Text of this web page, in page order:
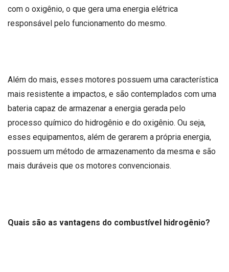
com o oxigênio, o que gera uma energia elétrica
responsável pelo funcionamento do mesmo.
Além do mais, esses motores possuem uma característica
mais resistente a impactos, e são contemplados com uma
bateria capaz de armazenar a energia gerada pelo
processo químico do hidrogênio e do oxigênio. Ou seja,
esses equipamentos, além de gerarem a própria energia,
possuem um método de armazenamento da mesma e são
mais duráveis que os motores convencionais.
Quais são as vantagens do combustível hidrogênio?